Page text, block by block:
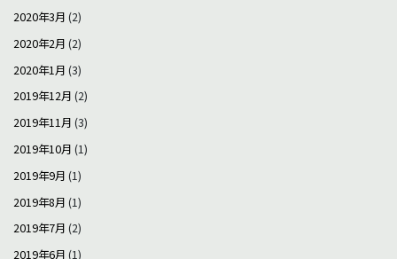
2020年3月 (2)
2020年2月 (2)
2020年1月 (3)
2019年12月 (2)
2019年11月 (3)
2019年10月 (1)
2019年9月 (1)
2019年8月 (1)
2019年7月 (2)
2019年6月 (1)